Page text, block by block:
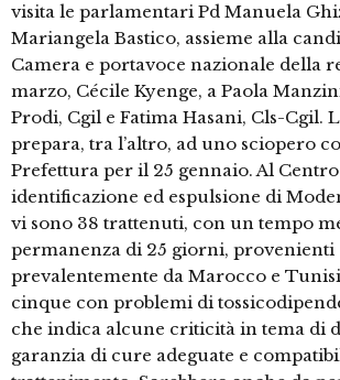
visita le parlamentari Pd Manuela
Mariangela Bastico, assieme alla
Camera e portavoce nazionale della
marzo, Cécile Kyenge, a Paola
Prodi, Cgil e Fatima Hasani, Cls-Cgil.
prepara, tra l’altro, ad uno sciopero
Prefettura per il 25 gennaio. Al
identificazione ed espulsione di
vi sono 38 trattenuti, con un tempo
permanenza di 25 giorni, provenienti
prevalentemente da Marocco e
cinque con problemi di
che indica alcune criticità in tema di
garanzia di cure adeguate e